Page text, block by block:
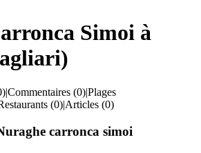
Simoi à
|Commentaires (0)|Plages
(0)|Articles (0)
carronca simoi